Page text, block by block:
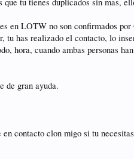
en LOTW no son confirmados
tu has realizado el contacto, lo
hora, cuando ambas personas
de gran ayuda.
contacto clon migo si tu